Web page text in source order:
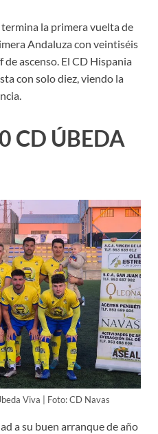
la primera vuelta de
Andaluza con veintiséis
ascenso. El CD Hispania
con solo diez, viendo la
CD ÚBEDA
Viva | Foto: CD Navas
a su buen arranque de año